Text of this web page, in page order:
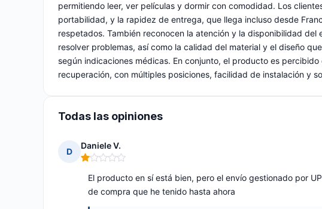
permitiendo leer, ver películas y dormir con comodidad. Los
portabilidad, y la rapidez de entrega, que llega incluso desde
respetados. También reconocen la atención y la disponibilidad
resolver problemas, así como la calidad del material y el diseño
según indicaciones médicas. En conjunto, el producto es
recuperación, con múltiples posiciones, facilidad de instalación y
Todas las opiniones
D
Daniele V.
Nota: 1 de 5
El producto en sí está bien, pero el envío gestionado por
de compra que he tenido hasta ahora